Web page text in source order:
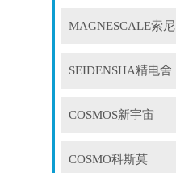
MAGNESCALE索尼
SEIDENSHA精电舍
COSMOS新宇宙
COSMO科斯莫